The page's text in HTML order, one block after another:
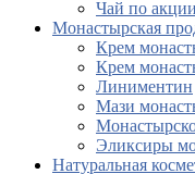
Чай по акции
Монастырская
Крем
Крем
Линиментин
Мази
Эликсиры
Натуральная